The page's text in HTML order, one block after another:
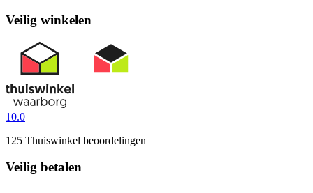
Veilig winkelen
10.0
125 Thuiswinkel beoordelingen
Veilig betalen